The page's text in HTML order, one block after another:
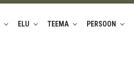
ELU TEEMA PERSOON